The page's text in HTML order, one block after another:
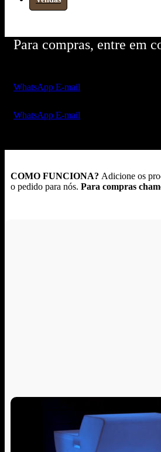
Para compras, entre em
WhatsApp E-mail
WhatsApp E-mail
COMO FUNCIONA? Adicione os
o pedido para nós. Para compras